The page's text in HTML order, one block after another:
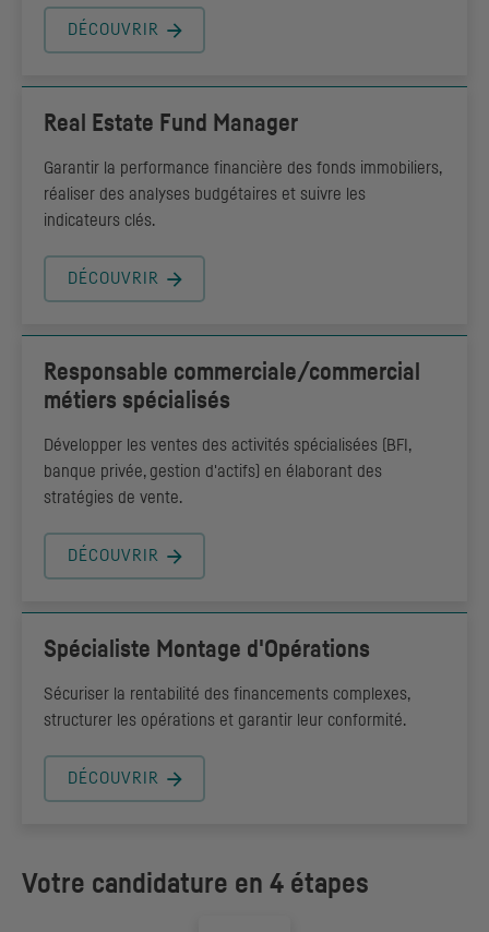
DÉCOUVRIR
Real Estate Fund Manager
Garantir la performance financière des fonds immobiliers,
réaliser des analyses budgétaires et suivre les
indicateurs clés.
DÉCOUVRIR
Responsable commerciale/commercial
métiers spécialisés
Développer les ventes des activités spécialisées (BFI,
banque privée, gestion d'actifs) en élaborant des
stratégies de vente.
DÉCOUVRIR
Spécialiste Montage d'Opérations
Sécuriser la rentabilité des financements complexes,
structurer les opérations et garantir leur conformité.
DÉCOUVRIR
Votre candidature en 4 étapes